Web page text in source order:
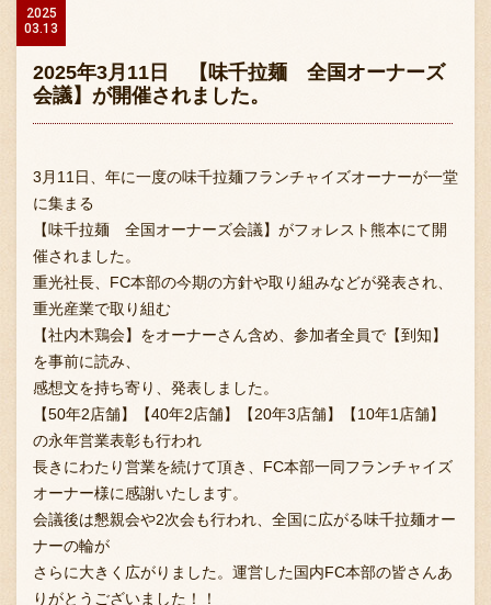
2025
03.13
2025年3月11日 【味千拉麺 全国オーナーズ
会議】が開催されました。
3月11日、年に一度の味千拉麺フランチャイズオーナーが一堂
に集まる
【味千拉麺 全国オーナーズ会議】がフォレスト熊本にて開
催されました。
重光社長、FC本部の今期の方針や取り組みなどが発表され、
重光産業で取り組む
【社内木鶏会】をオーナーさん含め、参加者全員で【到知】
を事前に読み、
感想文を持ち寄り、発表しました。
【50年2店舗】【40年2店舗】【20年3店舗】【10年1店舗】
の永年営業表彰も行われ
長きにわたり営業を続けて頂き、FC本部一同フランチャイズ
オーナー様に感謝いたします。
会議後は懇親会や2次会も行われ、全国に広がる味千拉麺オー
ナーの輪が
さらに大きく広がりました。運営した国内FC本部の皆さんあ
りがとうございました！！